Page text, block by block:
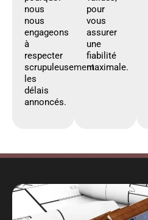
nous
nous
engageons
à
respecter
scrupuleusement
les
délais
annoncés.
pour
vous
assurer
une
fiabilité
maximale.